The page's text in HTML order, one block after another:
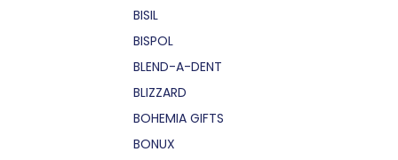
BISIL
BISPOL
BLEND-A-DENT
BLIZZARD
BOHEMIA GIFTS
BONUX